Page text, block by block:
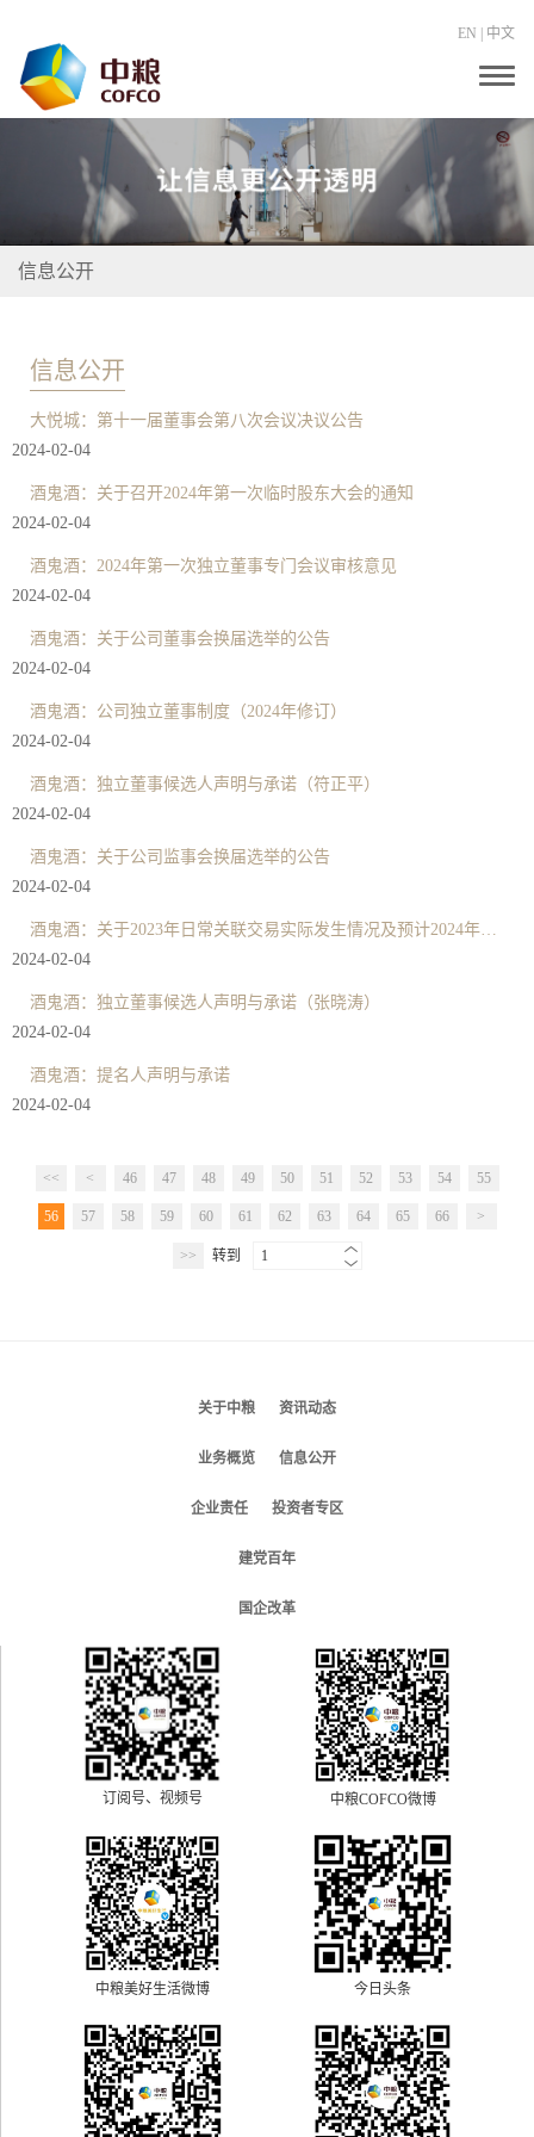
EN 中文
T
g
g
v
信息公开
信息公开
大悦城：第十一届董事会第八次会议决议公告
2024-02-04
酒鬼酒：关于召开2024年第一次临时股东大会的通知
2024-02-04
酒鬼酒：2024年第一次独立董事专门会议审核意见
2024-02-04
酒鬼酒：关于公司董事会换届选举的公告
2024-02-04
酒鬼酒：公司独立董事制度（2024年修订）
2024-02-04
酒鬼酒：独立董事候选人声明与承诺（符正平）
2024-02-04
酒鬼酒：关于公司监事会换届选举的公告
2024-02-04
2024-02-04
酒鬼酒：独立董事候选人声明与承诺（张晓涛）
2024-02-04
酒鬼酒：提名人声明与承诺
2024-02-04
<< < 46 47 48 49 50 51 52 53 54 55
56 57 58 59 60 61 62 63 64 65 66 >
>> 转到 1
关于中粮 资讯动态
业务概览 信息公开
企业责任 投资者专区
建党百年
国企改革
订阅号、视频号 中粮COFCO微博
中粮美好生活微博 今日头条